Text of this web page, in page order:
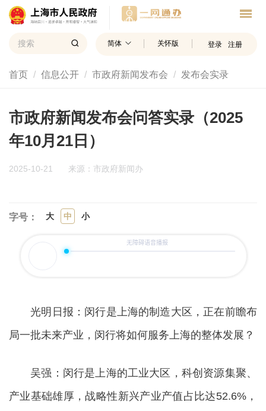
简体 关怀版 登录 注册
首页 信息公开 市政府新闻发布会 发布会实录
市政府新闻发布会问答实录（2025
年10月21日）
2025-10-21 来源：市政府新闻办
字号： 大 中 小
光明日报：闵行是上海的制造大区，正在前瞻布
局一批未来产业，闵行将如何服务上海的整体发展？
吴强：闵行是上海的工业大区，科创资源集聚、
产业基础雄厚，战略性新兴产业产值占比达52.6%，